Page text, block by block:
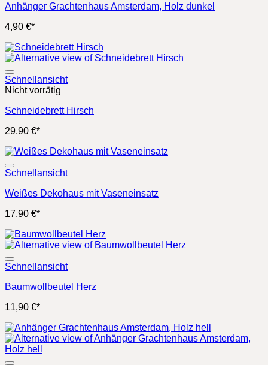
Anhänger Grachtenhaus Amsterdam, Holz dunkel
4,90 €*
Schnellansicht
Nicht vorrätig
Schneidebrett Hirsch
29,90 €*
Schnellansicht
Weißes Dekohaus mit Vaseneinsatz
17,90 €*
Schnellansicht
Baumwollbeutel Herz
11,90 €*